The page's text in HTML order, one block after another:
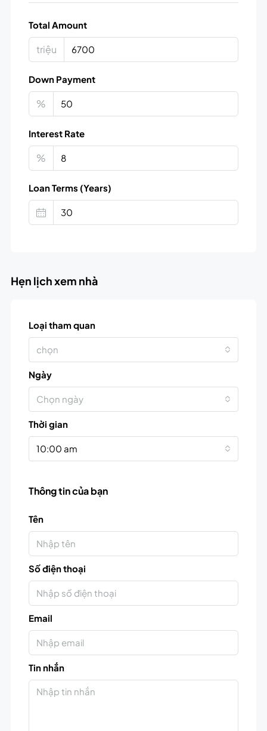
Total Amount
triệu
Down Payment
%
Interest Rate
%
Loan Terms (Years)
Hẹn lịch xem nhà
Loại tham quan
chọn
Ngày
Chọn ngày
Thời gian
10:00 am
Thông tin của bạn
Tên
Số điện thoại
Email
Tin nhắn